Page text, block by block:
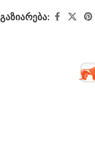
გაზიარება: